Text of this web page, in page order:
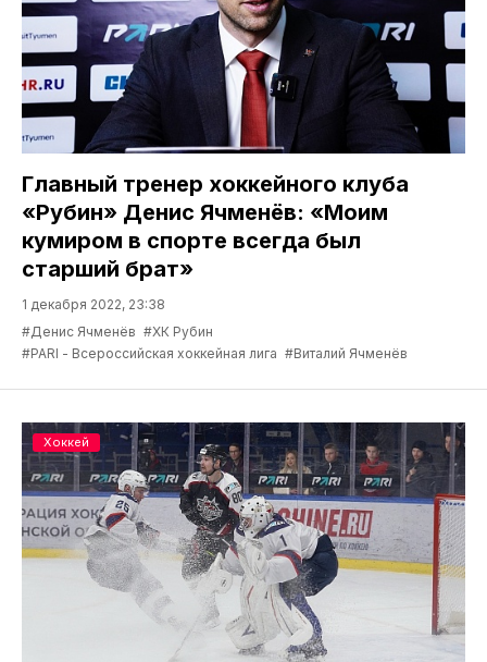
Главный тренер хоккейного клуба
«Рубин» Денис Ячменёв: «Моим
кумиром в спорте всегда был
старший брат»
1 декабря 2022, 23:38
#Денис Ячменёв #ХК Рубин
#PARI - Всероссийская хоккейная лига #Виталий Ячменёв
Хоккей